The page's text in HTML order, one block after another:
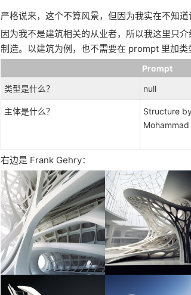
严格说来，这个不算风景，但因为我实在不知
因为我不是建筑相关的从业者，所以我这里只
制造。以建筑为例，也不需要在 prompt 里加类
Prompt
类型是什么？
null
主体是什么？
Structure
右边是 Frank Gehry：